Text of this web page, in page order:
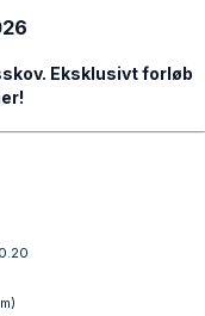
Eksklusivt forløb